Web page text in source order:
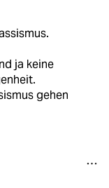
ja keine
gehen